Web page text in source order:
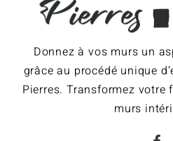
Donnez à vos murs un
grâce au procédé unique
Pierres. Transformez votre
murs